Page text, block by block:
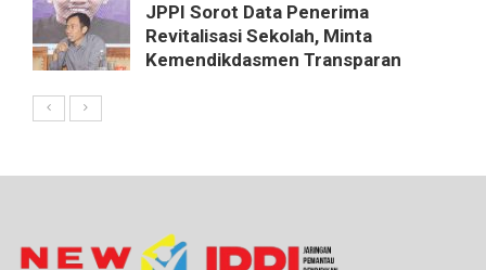
JPPI Sorot Data Penerima
Revitalisasi Sekolah, Minta
Kemendikdasmen Transparan